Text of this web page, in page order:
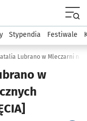
Kultura
Stypendia Festiwale
Lubrano w Mleczarni na
w